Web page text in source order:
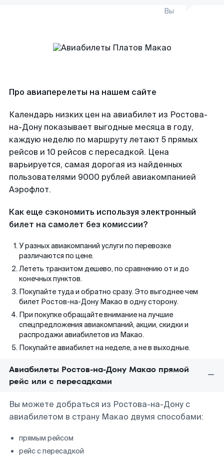
Вы
Про авиаперелеты на нашем сайте
Календарь низких цен на авиабилет из Ростова-
на-Дону показывает выгодные месяца в году,
каждую неделю по маршруту летают 5 прямых
рейсов и 10 рейсов с пересадкой. Цена
варьируется, самая дорогая из найденных
пользователями 9000 рублей авиакомпанией
Аэрофлот.
Как еще сэкономить используя электронный
билет на самолет без комиссии?
У разных авиакомпаний услуги по перевозке
различаются по цене.
Лететь транзитом дешево, по сравнению от и до
конечных пунктов.
Покупайте туда и обратно сразу. Это выгоднее чем
билет Ростов-на-Дону Макао в одну сторону.
При покупке обращайте внимание на лучшие
спецпредложения авиакомпаний, акции, скидки и
распродажи авиабилетов из Макао.
Покупайте авиабилет на неделе, а не в выходные.
Авиабилеты Ростов-на-Дону Макао прямой
рейс или с пересадками
Вы можете добраться из Ростова-на-Дону с
авиабилетом в страну Макао двумя способами:
прямым рейсом
рейс с пересадкой